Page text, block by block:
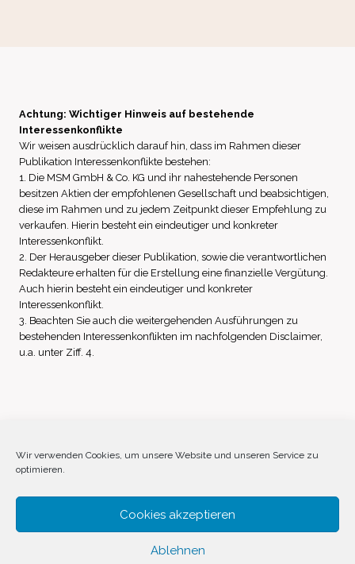
Wir verwenden Cookies, um unsere Website und unseren Service zu
optimieren.
Cookies akzeptieren
Ablehnen
Achtung: Wichtiger Hinweis auf bestehende
Interessenkonflikte
Wir weisen ausdrücklich darauf hin, dass im Rahmen dieser
Publikation Interessenkonflikte bestehen:
1. Die MSM GmbH & Co. KG und ihr nahestehende Personen
besitzen Aktien der empfohlenen Gesellschaft und beabsichtigen,
diese im Rahmen und zu jedem Zeitpunkt dieser Empfehlung zu
verkaufen. Hierin besteht ein eindeutiger und konkreter
Interessenkonflikt.
2. Der Herausgeber dieser Publikation, sowie die verantwortlichen
Redakteure erhalten für die Erstellung eine finanzielle Vergütung.
Auch hierin besteht ein eindeutiger und konkreter
Interessenkonflikt.
3. Beachten Sie auch die weitergehenden Ausführungen zu
bestehenden Interessenkonflikten im nachfolgenden Disclaimer,
u.a. unter Ziff. 4.
Impressum Datenschutz
Disclaimer